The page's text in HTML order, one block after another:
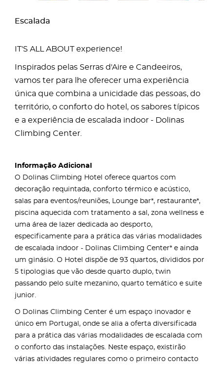
Escalada
IT'S ALL ABOUT experience!
Inspirados pelas Serras d'Aire e Candeeiros,
vamos ter para lhe oferecer uma experiência
única que combina a unicidade das pessoas, do
território, o conforto do hotel, os sabores típicos
e a experiência de escalada indoor - Dolinas
Climbing Center.
Informação Adicional
O Dolinas Climbing Hotel oferece quartos com
decoração requintada, conforto térmico e acústico,
salas para eventos/reuniões, Lounge bar*, restaurante*,
piscina aquecida com tratamento a sal, zona wellness e
uma área de lazer dedicada ao desporto,
especificamente para a prática das várias modalidades
de escalada indoor - Dolinas Climbing Center* e ainda
um ginásio. O Hotel dispõe de 93 quartos, divididos por
5 tipologias que vão desde quarto duplo, twin
passando pelo suíte mezanino, quarto temático e suite
junior.
O Dolinas Climbing Center é um espaço inovador e
único em Portugal, onde se alia a oferta diversificada
para a prática das várias modalidades de escalada com
o conforto das instalações. Neste espaço, existirão
várias atividades regulares como o primeiro contacto